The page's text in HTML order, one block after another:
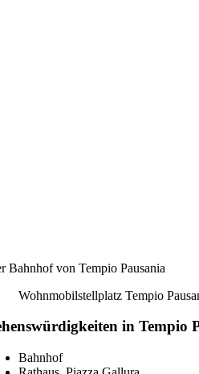
Bahnhof von Tempio Pausania
Wohnmobilstellplatz Tempio
in Tempio
Bahnhof